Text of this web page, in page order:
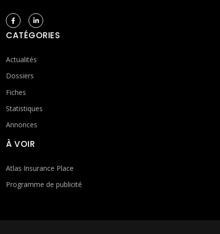
CATÉGORIES
Actualités
Dossiers
Fiches
Statistiques
Annonces
À VOIR
Atlas Insurance Place
Programme de publicité